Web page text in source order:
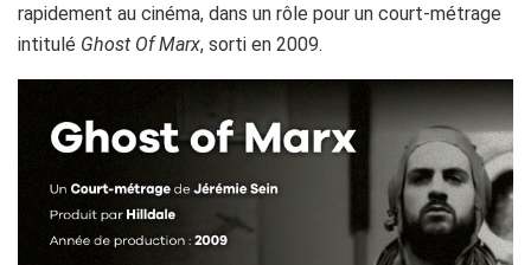
rapidement au cinéma, dans un rôle pour un court-métrage
intitulé Ghost Of Marx, sorti en 2009.